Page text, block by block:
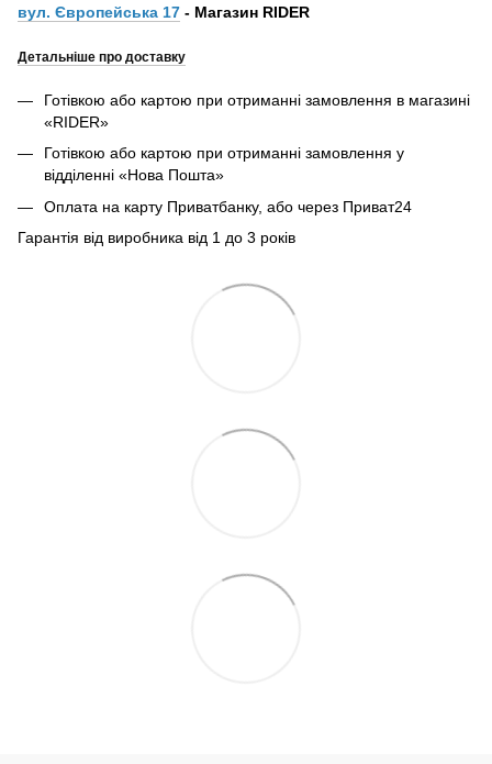
вул. Європейська 17 - Магазин RIDER
Детальніше про доставку
Готівкою або картою при отриманні замовлення в магазині
«RIDER»
Готівкою або картою при отриманні замовлення у
відділенні «Нова Пошта»
Оплата на карту Приватбанку, або через Приват24
Гарантія від виробника від 1 до 3 років